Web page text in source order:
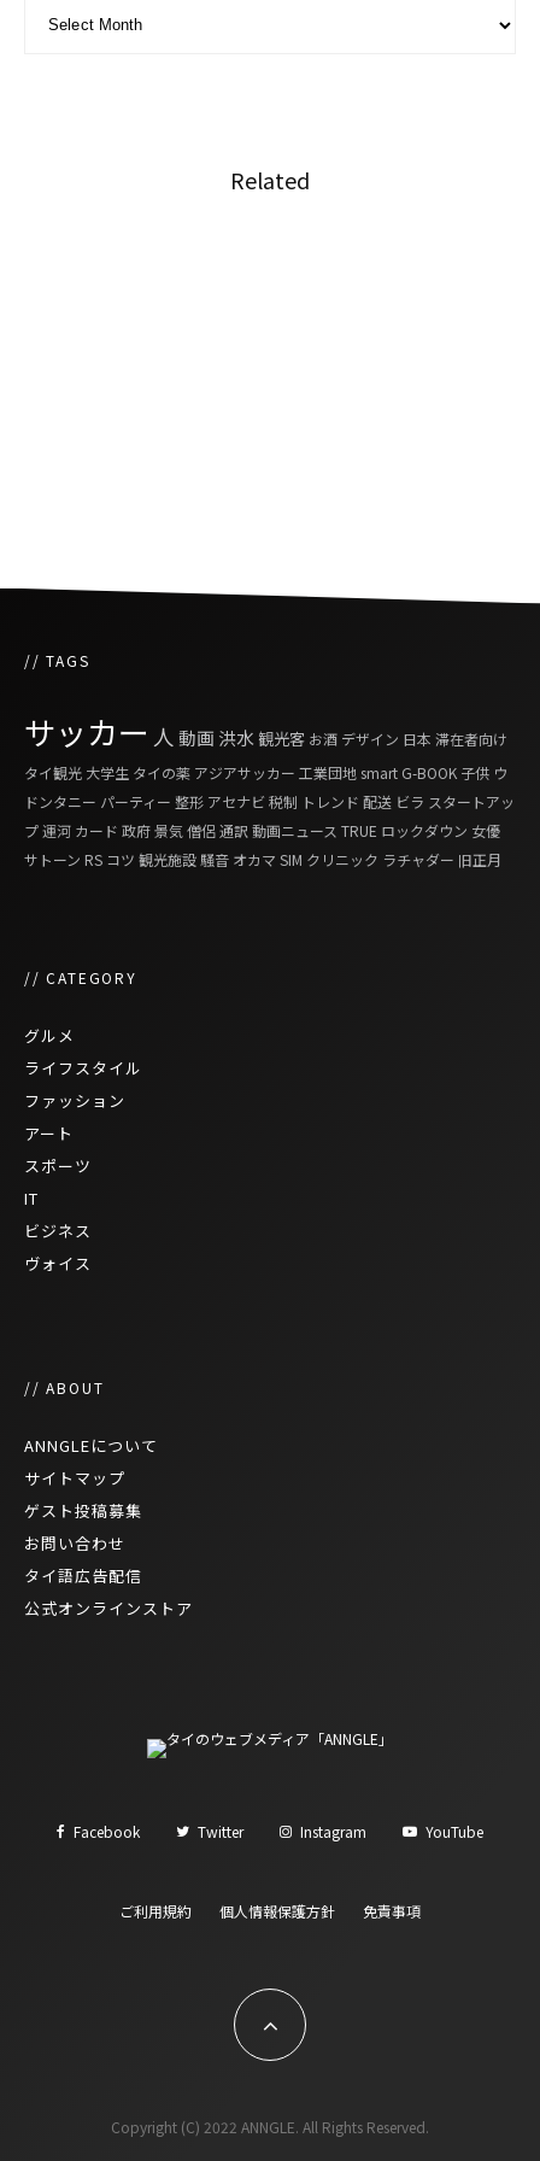
Related
// TAGS
サッカー 人 動画 洪水 観光客 お酒 デザイン 日本 滞在者向け
タイ観光 大学生 タイの薬 アジアサッカー 工業団地smart G-BOOK 子供 ウ
ドンタニー パーティー 整形 アセナビ税制 トレンド 配送 ビラ スタートアッ
プ運河 カード 政府景気 僧侶通訳 動画ニュース TRUE ロックダウン 女優
サトーン RS コツ 観光施設 騒音 オカマ SIM クリニック ラチャダー 旧正月
// CATEGORY
グルメ
ライフスタイル
ファッション
アート
スポーツ
IT
ビジネス
ヴォイス
// ABOUT
ANNGLEについて
サイトマップ
ゲスト投稿募集
お問い合わせ
タイ語広告配信
公式オンラインストア
Facebook Twitter Instagram YouTube
ご利用規約 個人情報保護方針 免責事項
Copyright (C) 2022 ANNGLE. All Rights Reserved.